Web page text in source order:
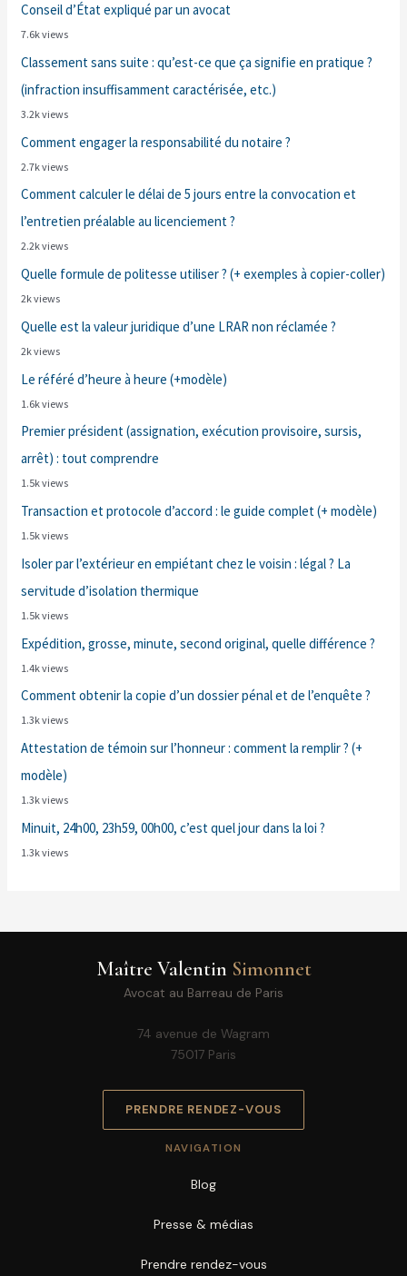
Conseil d’État expliqué par un avocat
7.6k views
Classement sans suite : qu’est-ce que ça signifie en pratique ?
(infraction insuffisamment caractérisée, etc.)
3.2k views
Comment engager la responsabilité du notaire ?
2.7k views
Comment calculer le délai de 5 jours entre la convocation et
l’entretien préalable au licenciement ?
2.2k views
Quelle formule de politesse utiliser ? (+ exemples à copier-coller)
2k views
Quelle est la valeur juridique d’une LRAR non réclamée ?
2k views
Le référé d’heure à heure (+modèle)
1.6k views
Premier président (assignation, exécution provisoire, sursis,
arrêt) : tout comprendre
1.5k views
Transaction et protocole d’accord : le guide complet (+ modèle)
1.5k views
Isoler par l’extérieur en empiétant chez le voisin : légal ? La
servitude d’isolation thermique
1.5k views
Expédition, grosse, minute, second original, quelle différence ?
1.4k views
Comment obtenir la copie d’un dossier pénal et de l’enquête ?
1.3k views
Attestation de témoin sur l’honneur : comment la remplir ? (+
modèle)
1.3k views
Minuit, 24h00, 23h59, 00h00, c’est quel jour dans la loi ?
1.3k views
Maître Valentin Simonnet
Avocat au Barreau de Paris
74 avenue de Wagram
75017 Paris
PRENDRE RENDEZ-VOUS
NAVIGATION
Blog
Presse & médias
Prendre rendez-vous